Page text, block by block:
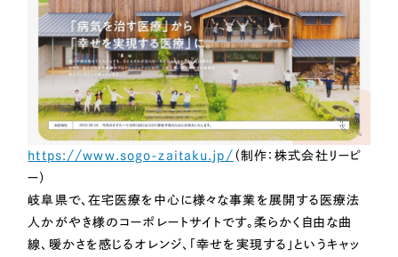
https://www.sogo-zaitaku.jp/ （制作：株式会社リーピ
ー）
岐阜県で、在宅医療を中心に様々な事業を展開する医療法
人かがやき様のコーポレートサイトです。柔らかく自由な曲
線、暖かさを感じるオレンジ、「幸せを実現する」というキャッ